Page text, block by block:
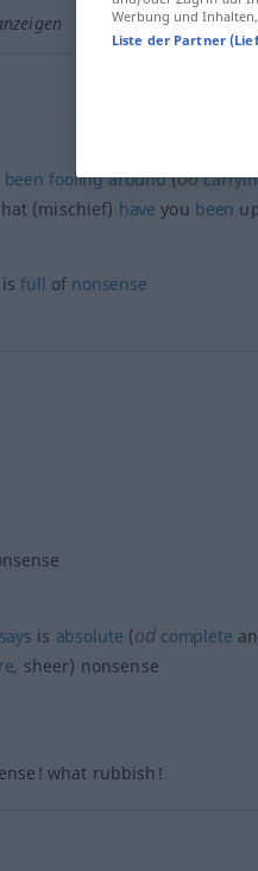
been fooling around(od
(mischief) have you been
is full of nonsense
says is absolute (od complete
, sheer) nonsense
what rubbish!
Werbung und
Liste der Partner